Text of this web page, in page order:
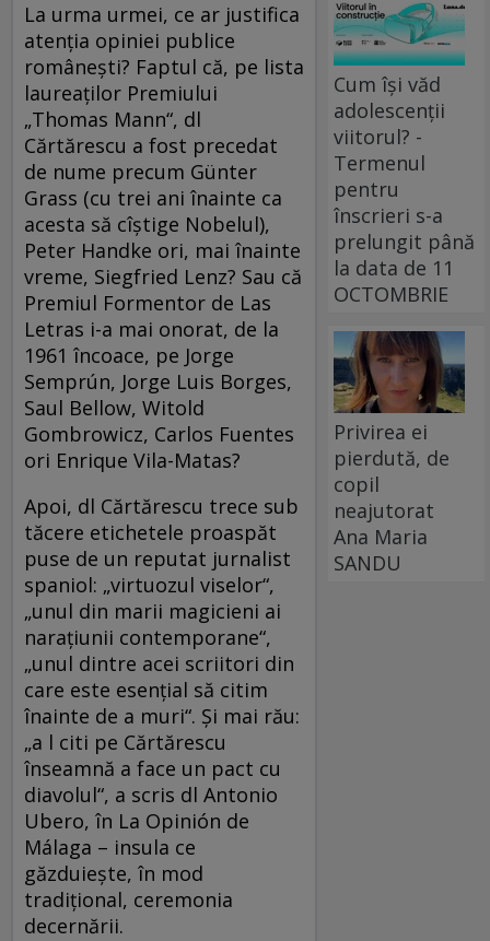
La urma urmei, ce ar justifica
atenția opiniei publice
românești? Faptul că, pe lista
laureaților Premiului
„Thomas Mann“, dl
Cărtărescu a fost precedat
de nume precum Günter
Grass (cu trei ani înainte ca
acesta să cîștige Nobelul),
Peter Handke ori, mai înainte
vreme, Siegfried Lenz? Sau că
Premiul Formentor de Las
Letras i-a mai onorat, de la
1961 încoace, pe Jorge
Semprún, Jorge Luis Borges,
Saul Bellow, Witold
Gombrowicz, Carlos Fuentes
ori Enrique Vila-Matas?
Apoi, dl Cărtărescu trece sub
tăcere etichetele proaspăt
puse de un reputat jurnalist
spaniol: „virtuozul viselor“,
„unul din marii magicieni ai
narațiunii contemporane“,
„unul dintre acei scriitori din
care este esențial să citim
înainte de a muri“. Și mai rău:
„a l citi pe Cărtărescu
înseamnă a face un pact cu
diavolul“, a scris dl Antonio
Ubero, în La Opinión de
Málaga – insula ce
găzduiește, în mod
tradițional, ceremonia
decernării.
Cum își văd
adolescenții
viitorul? -
Termenul
pentru
înscrieri s-a
prelungit până
la data de 11
OCTOMBRIE
Privirea ei
pierdută, de
copil
neajutorat
Ana Maria
SANDU